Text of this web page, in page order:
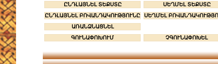
ԸՆԴԼԱՅՆԵԼ ՏԵՔՍՏԸ
ՍԵՂՄԵԼ ՏԵՔՍՏԸ
ԸՆԴԼԱՅՆԵԼ ԲՈՎԱՆԴԱԿՈՒԹՅՈՒՆԸ
ՍԵՂՄԵԼ
ԱՌԱՆՁՆԱՑՆԵԼ
ԳՈՒՆԱՓՈԽՈՒՄ
ՉԳՈՒՆԱՓՈԽԵԼ